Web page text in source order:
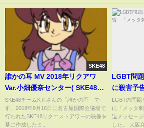
SKE48
誰かの耳 MV 2018年リクアワ
Var.小畑優奈センター( SKE48チ
ームKⅡ)
SKE48チームKⅡさんの「誰かの耳」で
す。2018年9月16日に名古屋国際会議場で
行われたSKE48リクエストアワーの映像を
基に作成したミ...
LGBT問
に殺害予
TBS
LGBTの問題
に「メッタ
迫メッセー
した。 大阪